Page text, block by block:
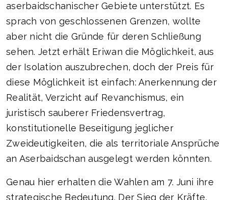
aserbaidschanischer Gebiete unterstützt. Es
sprach von geschlossenen Grenzen, wollte
aber nicht die Gründe für deren Schließung
sehen. Jetzt erhält Eriwan die Möglichkeit, aus
der Isolation auszubrechen, doch der Preis für
diese Möglichkeit ist einfach: Anerkennung der
Realität, Verzicht auf Revanchismus, ein
juristisch sauberer Friedensvertrag,
konstitutionelle Beseitigung jeglicher
Zweideutigkeiten, die als territoriale Ansprüche
an Aserbaidschan ausgelegt werden könnten.
Genau hier erhalten die Wahlen am 7. Juni ihre
strategische Bedeutung. Der Sieg der Kräfte,